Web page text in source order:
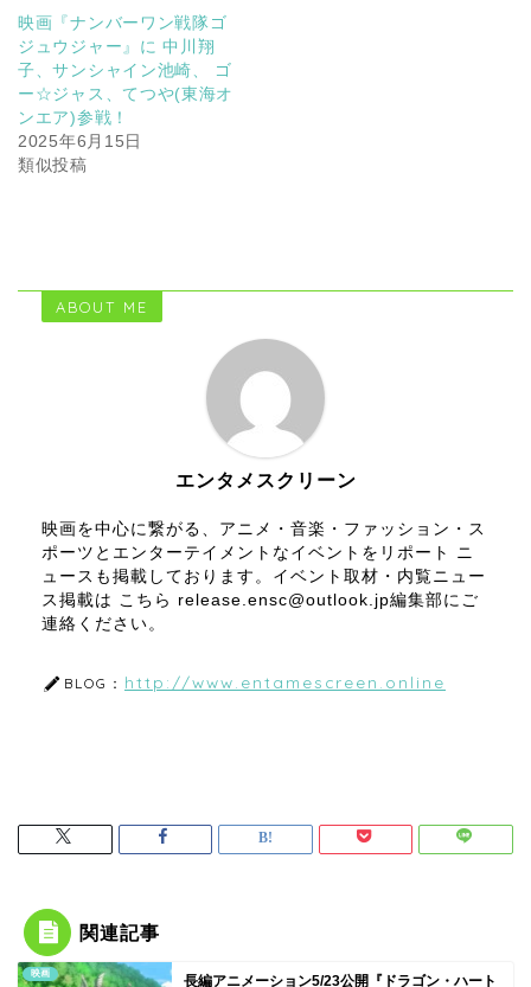
映画『ナンバーワン戦隊ゴ
ジュウジャー』に 中川翔
子、サンシャイン池崎、 ゴ
ー☆ジャス、てつや(東海オ
ンエア)参戦！
2025年6月15日
類似投稿
ABOUT ME
エンタメスクリーン
映画を中心に繋がる、アニメ・音楽・ファッション・ス
ポーツとエンターテイメントなイベントをリポート ニ
ュースも掲載しております。イベント取材・内覧ニュー
ス掲載は こちら release.ensc@outlook.jp編集部にご
連絡ください。
BLOG： http://www.entamescreen.online
関連記事
映画 長編アニメーション5/23公開『ドラゴン・ハート